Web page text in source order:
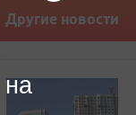
Другие новости